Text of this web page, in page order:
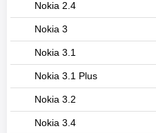
Nokia 2.4
Nokia 3
Nokia 3.1
Nokia 3.1 Plus
Nokia 3.2
Nokia 3.4